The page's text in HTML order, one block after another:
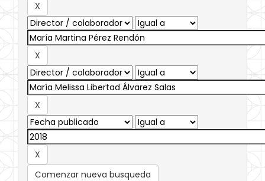
Comenzar nueva busqueda